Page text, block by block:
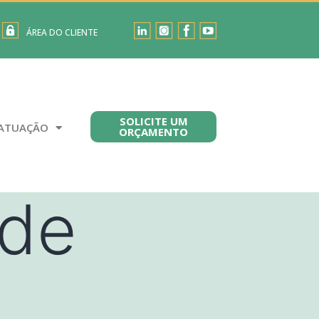
ÁREA DO CLIENTE
SOLICITE UM
ORÇAMENTO